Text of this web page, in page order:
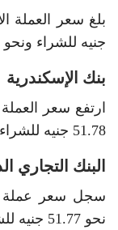
جنيه للشراء ونحو 51.87 جنيه للبيع.
بنك الإسكندرية
ارتفع سعر
51.78 جنيه للشراء ونحو 51.88 جنيه للبيع.
البنك التجاري
سجل سعر عملة
نحو 51.77 جنيه للشراء و51.87 جنيه للبيع.